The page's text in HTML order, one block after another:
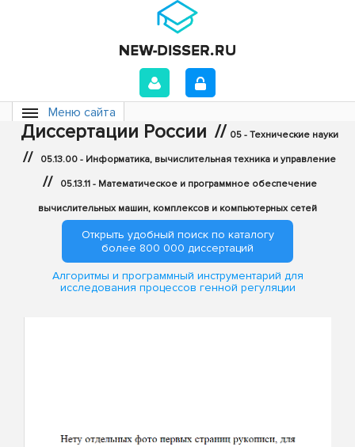
Меню сайта
Диссертации России // 05 - Технические науки
// 05.13.00 - Информатика, вычислительная техника и управление
// 05.13.11 - Математическое и программное обеспечение
вычислительных машин, комплексов и компьютерных сетей
Открыть удобный поиск по каталогу
более 800 000 диссертаций
Алгоритмы и программный инструментарий для
исследования процессов генной регуляции